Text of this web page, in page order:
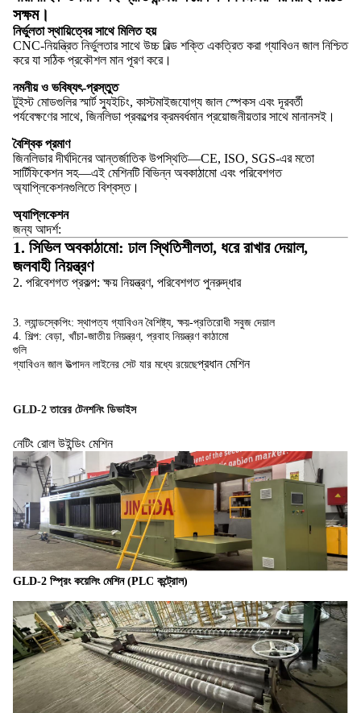
সক্ষম।
নির্ভুলতা স্থায়িত্বের সাথে মিলিত হয়
CNC-নিয়ন্ত্রিত নির্ভুলতার সাথে উচ্চ বিল্ড শক্তি একত্রিত করা গ্যাবিওন জাল নিশ্চিত
করে যা সঠিক প্রকৌশল মান পূরণ করে।
নমনীয় ও ভবিষ্যৎ-প্রস্তুত
টুইস্ট মোডগুলির স্মার্ট স্যুইচিং, কাস্টমাইজযোগ্য জাল স্পেকস এবং দূরবর্তী
পর্যবেক্ষণের সাথে, জিনলিডা প্রকল্পের ক্রমবর্ধমান প্রয়োজনীয়তার সাথে মানানসই।
বৈশ্বিক প্রমাণ
জিনলিডার দীর্ঘদিনের আন্তর্জাতিক উপস্থিতি—CE, ISO, SGS-এর মতো
সার্টিফিকেশন সহ—এই মেশিনটি বিভিন্ন অবকাঠামো এবং পরিবেশগত
অ্যাপ্লিকেশনগুলিতে বিশ্বস্ত।
অ্যাপ্লিকেশন
জন্য আদর্শ:
1. সিভিল অবকাঠামো: ঢাল স্থিতিশীলতা, ধরে রাখার দেয়াল,
জলবাহী নিয়ন্ত্রণ
2. পরিবেশগত প্রকল্প: ক্ষয় নিয়ন্ত্রণ, পরিবেশগত পুনরুদ্ধার
3. ল্যান্ডস্কেপিং: স্থাপত্য গ্যাবিওন বৈশিষ্ট্য, ক্ষয়-প্রতিরোধী সবুজ দেয়াল
4. শিল্প: বেড়া, খাঁচা-জাতীয় নিয়ন্ত্রণ, প্রবাহ নিয়ন্ত্রণ কাঠামো
গুলি
গ্যাবিওন জাল উত্পাদন লাইনের সেট যার মধ্যে রয়েছেপ্রধান মেশিন
GLD-2 তারের টেনশনিং ডিভাইস
নেটিং রোল উইন্ডিং মেশিন
GLD-2 স্প্রিং কয়েলিং মেশিন (PLC কন্ট্রোল)